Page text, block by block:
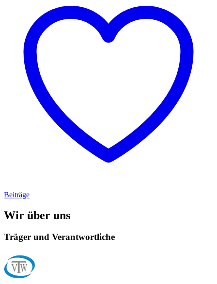
Beiträge
Wir über uns
Träger und Verantwortliche